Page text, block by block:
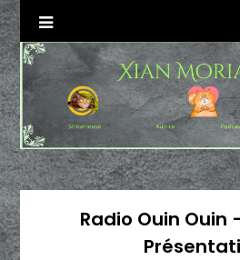
Skip
to
content
Xian Moriarty
Autrice SFFF & Blogueuse &
Radio Ouin Ouin